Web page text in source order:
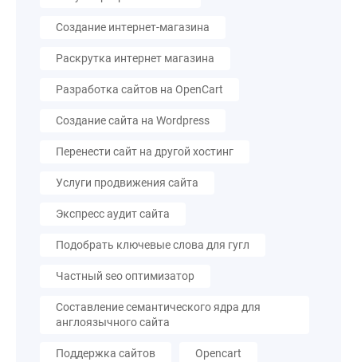
Создание интернет-магазина
Раскрутка интернет магазина
Разработка сайтов на OpenCart
Создание сайта на Wordpress
Перенести сайт на другой хостинг
Услуги продвижения сайта
Экспресс аудит сайта
Подобрать ключевые слова для гугл
Частный seo оптимизатор
Составление семантического ядра для
англоязычного сайта
Поддержка сайтов Opencart